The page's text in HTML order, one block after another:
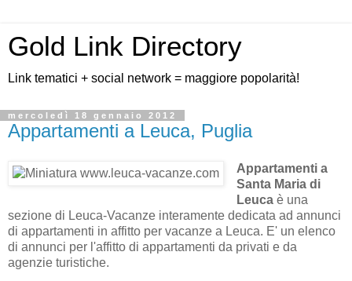
Gold Link Directory
Link tematici + social network = maggiore popolarità!
mercoledì 18 gennaio 2012
Appartamenti a Leuca, Puglia
Appartamenti a
Santa Maria di
Leucaè una
sezione di Leuca-Vacanze interamente dedicata ad annunci
di appartamenti in affitto per vacanze a Leuca. E' un elenco
di annunci per l'affitto di appartamenti da privati e da
agenzie turistiche.